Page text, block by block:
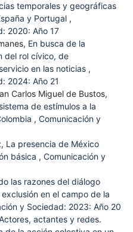
temporales y geográficas
y Portugal ,
2020: Año 17
En busca de la
del rol cívico, de
en las noticias ,
2024: Año 21
Carlos Miguel de Bustos,
de estímulos a la
, Comunicación y
La presencia de México
básica , Comunicación y
las razones del diálogo
en el campo de la
y Sociedad: 2023: Año 20
actantes y redes.